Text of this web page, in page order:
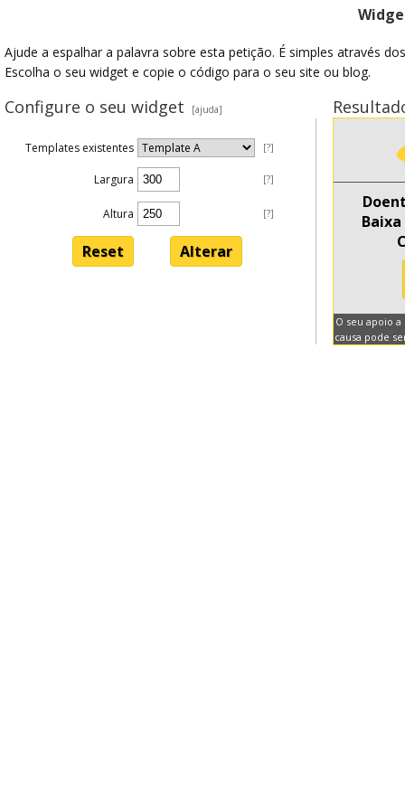
Ajude a espalhar a palavra sobre esta petição. É simples através
Escolha o seu widget e copie o código para o seu site ou blog.
Configure o seu widget [ajuda]
Templates existentes [?]
Largura [?]
Altura [?]